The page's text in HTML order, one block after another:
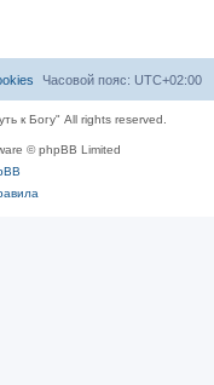
Часовой пояс: UTC+02:00
к Богу" All rights reserved.
© phpBB Limited